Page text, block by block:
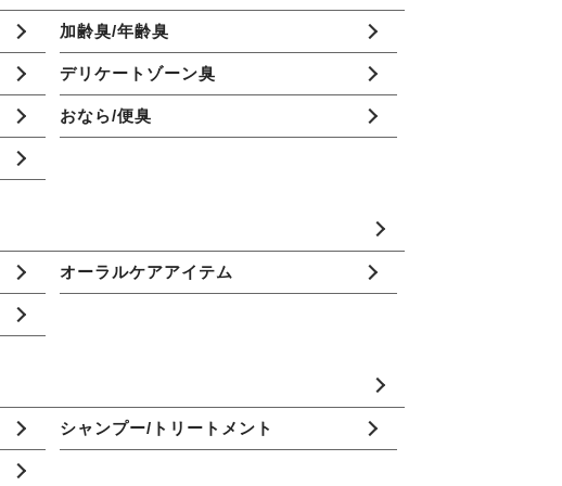
加齢臭/年齢臭
デリケートゾーン臭
おなら/便臭
オーラルケアアイテム
シャンプー/トリートメント